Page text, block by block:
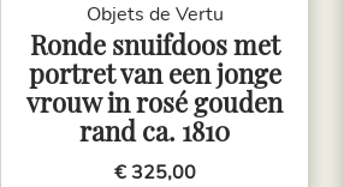
Objets de Vertu
Ronde snuifdoos met
portret van een jonge
vrouw in rosé gouden
rand ca. 1810
€ 325,00